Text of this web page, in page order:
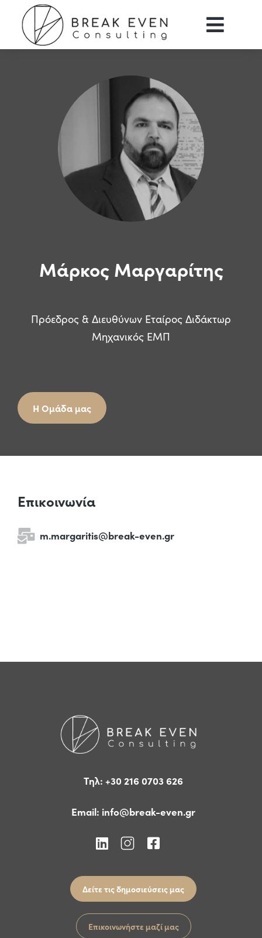
Μάρκος Μαργαρίτης
Πρόεδρος & Διευθύνων Εταίρος Διδάκτωρ
Μηχανικός ΕΜΠ
Η Ομάδα μας
Επικοινωνία
m.margaritis@break-even.gr
Τηλ: +30 216 0703 626
Email: info@break-even.gr
Δείτε τις δημοσιεύσεις μας
Επικοινωνήστε μαζί μας